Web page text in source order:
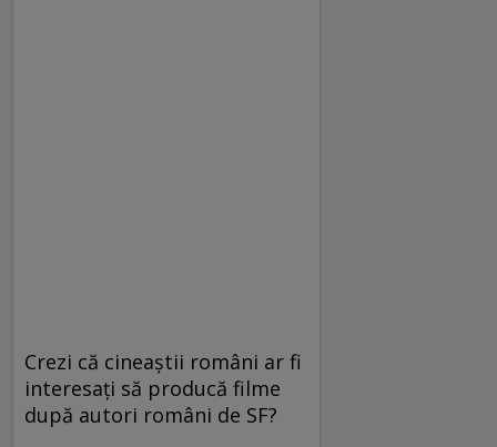
Crezi că cineaştii români ar fi
interesaţi să producă filme
după autori români de SF?